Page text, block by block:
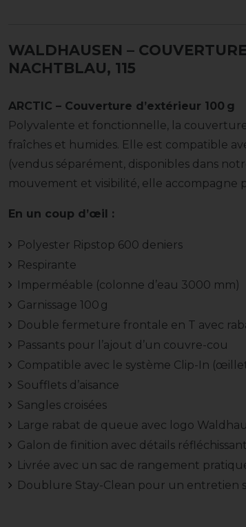
WALDHAUSEN –
NACHTBLAU, 115
ARCTIC – Couverture d’extérieur 100 g
Polyvalente et fonctionnelle, la
fraîches et humides. Elle est compatible
(vendus séparément, disponibles dans
mouvement et visibilité, elle
En un coup d’œil :
Polyester Ripstop 600 deniers
Respirante
Imperméable (colonne d’eau 3000 mm)
Garnissage 100 g
Double fermeture frontale en T avec
Passants pour l’ajout d’un couvre-cou
Compatible avec le système Clip-In
Soufflets d’aisance
Sangles croisées
Large rabat de queue avec logo
Galon de finition avec détails
Livrée avec un sac de rangement
Doublure Stay-Clean pour un entretien